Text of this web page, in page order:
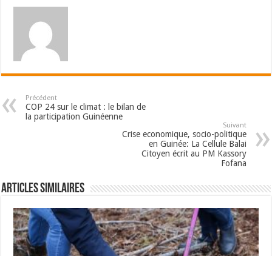
Précédent
COP 24 sur le climat : le bilan de
la participation Guinéenne
Suivant
Crise economique, socio-politique
en Guinée: La Cellule Balai
Citoyen écrit au PM Kassory
Fofana
Articles Similaires